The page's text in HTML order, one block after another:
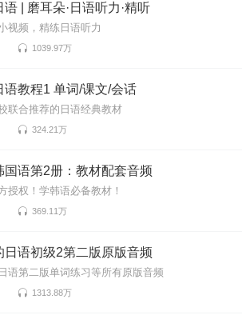
语 | 磨耳朵·日语听力·精听
视频，精练日语听力
1039.97万
语教程1 单词/课文/会话
联合推荐的日语经典教材
324.21万
国语第2册：教材配套音频
授权！学韩语必备教材！
369.11万
日语初级2第二版原版音频
语第二版单词练习等所有原版音频
1313.88万